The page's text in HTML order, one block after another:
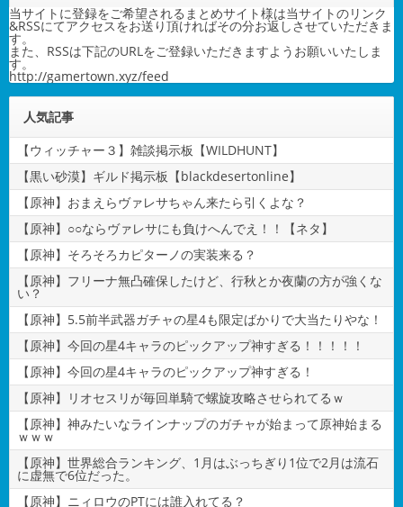
当サイトに登録をご希望されるまとめサイト様は当サイトのリンク
&RSSにてアクセスをお送り頂ければその分お返しさせていただきま
す。
また、RSSは下記のURLをご登録いただきますようお願いいたしま
す。
http://gamertown.xyz/feed
人気記事
【ウィッチャー３】雑談掲示板【WILDHUNT】
【黒い砂漠】ギルド掲示板【blackdesertonline】
【原神】おまえらヴァレサちゃん来たら引くよな？
【原神】○○ならヴァレサにも負けへんでえ！！【ネタ】
【原神】そろそろカピターノの実装来る？
【原神】フリーナ無凸確保したけど、行秋とか夜蘭の方が強くな
い？
【原神】5.5前半武器ガチャの星4も限定ばかりで大当たりやな！
【原神】今回の星4キャラのピックアップ神すぎる！！！！！
【原神】今回の星4キャラのピックアップ神すぎる！
【原神】リオセスリが毎回単騎で螺旋攻略させられてるｗ
【原神】神みたいなラインナップのガチャが始まって原神始まる
ｗｗｗ
【原神】世界総合ランキング、1月はぶっちぎり1位で2月は流石
に虚無で6位だった。
【原神】ニィロウのPTには誰入れてる？